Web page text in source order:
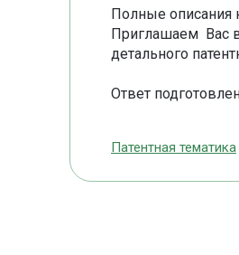
Полные описания
Приглашаем Вас
детального
Ответ
Патентная тематика